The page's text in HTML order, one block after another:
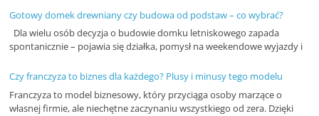
e
n
i
a
,
a
Gotowy domek drewniany czy budowa od podstaw – co wybrać?
Dla wielu osób decyzja o budowie domku letniskowego zapada
spontanicznie – pojawia się działka, pomysł na weekendowe wyjazdy i
Czy franczyza to biznes dla każdego? Plusy i minusy tego modelu
Franczyza to model biznesowy, który przyciąga osoby marzące o
własnej firmie, ale niechętne zaczynaniu wszystkiego od zera. Dzięki